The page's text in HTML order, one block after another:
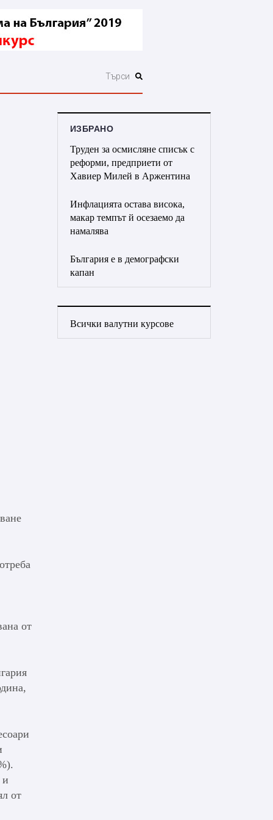
от
и
от
ИЗБРАНО
Труден за осмисляне списък с
реформи, предприети от
Хавиер Милей в Аржентина
Инфлацията остава висока,
макар темпът й осезаемо да
намалява
България е в демографски
капан
Всички валутни курсове